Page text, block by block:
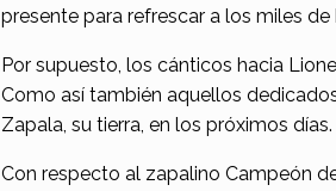
presente para refrescar a los miles
Por supuesto, los cánticos hacia
Como así también aquellos
Zapala, su tierra, en los próximos días.
Con respecto al zapalino Campeón